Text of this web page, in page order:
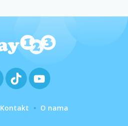
Kontakt O nama